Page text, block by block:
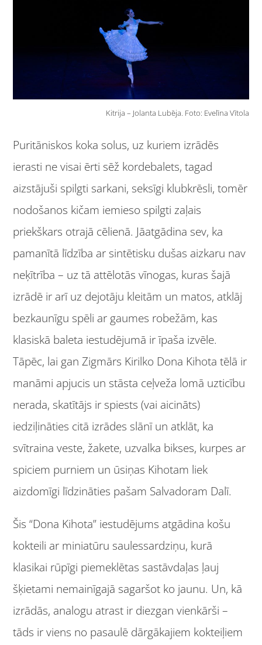
Kitrija – Jolanta Lubēja. Foto: Evelīna Vītola
Puritāniskos koka solus, uz kuriem izrādēs
ierasti ne visai ērti sēž kordebalets, tagad
aizstājuši spilgti sarkani, seksīgi klubkrēsli, tomēr
nodošanos kičam iemieso spilgti zaļais
priekškars otrajā cēlienā. Jāatgādina sev, ka
pamanītā līdzība ar sintētisku dušas aizkaru nav
neķītrība – uz tā attēlotās vīnogas, kuras šajā
izrādē ir arī uz dejotāju kleitām un matos, atklāj
bezkaunīgu spēli ar gaumes robežām, kas
klasiskā baleta iestudējumā ir īpaša izvēle.
Tāpēc, lai gan Zigmārs Kirilko Dona Kihota tēlā ir
manāmi apjucis un stāsta ceļveža lomā uzticību
nerada, skatītājs ir spiests (vai aicināts)
iedziļināties citā izrādes slānī un atklāt, ka
svītraina veste, žakete, uzvalka bikses, kurpes ar
spiciem purniem un ūsiņas Kihotam liek
aizdomīgi līdzināties pašam Salvadoram Dalī.
Šis “Dona Kihota” iestudējums atgādina košu
kokteili ar miniatūru saulessardziņu, kurā
klasikai rūpīgi piemeklētas sastāvdaļas ļauj
šķietami nemainīgajā sagaršot ko jaunu. Un, kā
izrādās, analogu atrast ir diezgan vienkārši –
tāds ir viens no pasaulē dārgākajiem kokteiļiem